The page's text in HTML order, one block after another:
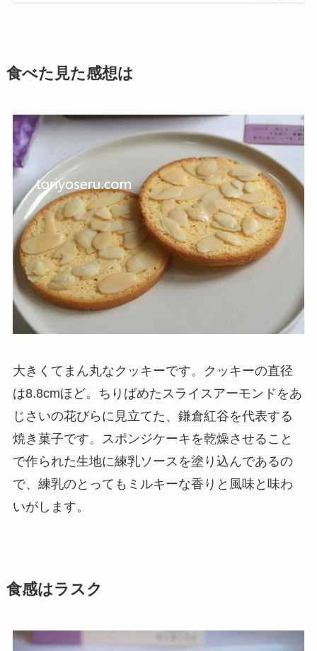
食べた見た感想は
大きくてまん丸なクッキーです。クッキーの直径
は8.8cmほど。ちりばめたスライスアーモンドをあ
じさいの花びらに見立てた、鎌倉紅谷を代表する
焼き菓子です。スポンジケーキを乾燥させること
で作られた生地に練乳ソースを塗り込んであるの
で、練乳のとってもミルキーな香りと風味と味わ
いがします。
食感はラスク